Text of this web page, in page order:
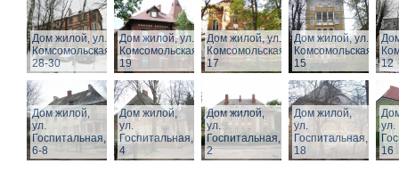
Дом жилой, ул.
Комсомольская,
28-30
Дом жилой, ул.
Комсомольская,
19
Дом жилой, ул.
Комсомольская,
17
Дом жилой, ул.
Комсомольская,
15
12
Дом жилой,
ул.
Госпитальная,
6-8
Дом жилой,
ул.
Госпитальная,
4
Дом жилой,
ул.
Госпитальная,
2
Дом жилой,
ул.
Госпитальная,
18
ул.
16